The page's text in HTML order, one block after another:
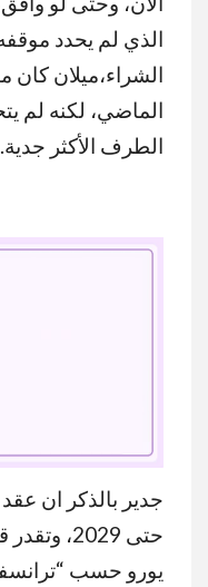
الذي لم يحدد
الشراء،ميلان كان
الماضي، لكنه لم
الطرف الأكثر جدية.
MUTE
جدير بالذكر ان
يورو حسب